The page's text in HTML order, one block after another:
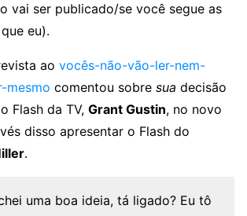
vai ser publicado/se você segue as
que eu).
ao vocês-não-vão-ler-nem-
mesmo comentou sobre sua decisão
Flash da TV, Grant Gustin, no novo
disso apresentar o Flash do
.
uma boa ideia, tá ligado? Eu tô